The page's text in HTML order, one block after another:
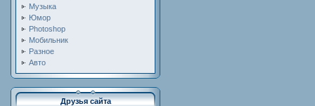
Музыка
Юмор
Photoshop
Мобильник
Разное
Авто
Друзья сайта